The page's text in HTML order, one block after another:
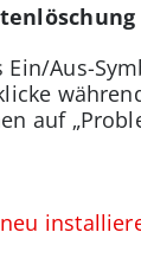
Ein/Aus-
auf